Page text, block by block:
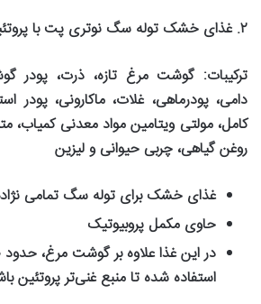
۲.غذای خشک توله سگ نوتری پت با
ترکیبات:گوشت مرغ تازه، ذرت، پودر
دامی، پودرماهی، غلات، ماکارونی، پودر
کامل، مولتی ویتامین مواد معدنی کمیاب،
روغن گیاهی، چربی حیوانی و لیزین
غذای خشک برای توله سگ تمامی
حاوی مکمل پروبیوتیک
در این غذا علاوه بر گوشت مرغ، حدود
استفاده شده تا منبع غنی‌تر پروتئین